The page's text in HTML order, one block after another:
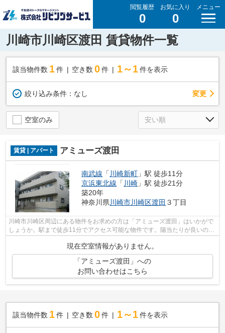
閲覧履歴
0
お気に入り
0
メニュー
川崎市川崎区渡田 賃貸物件一覧
該当物件数 1件 空き数 0 件 1～1 件を表示
絞り込み条件： なし 変更
空室のみ
賃貸 | アパート アミューズ渡田
南武線 「 川崎新町 」駅 徒歩11分
京浜東北線 「 川崎 」駅 徒歩21分
築20年
神奈川県川崎市川崎区渡田 ３丁目
川崎市川崎区周辺にある物件をお求めの方は「アミューズ渡田」はいかがで
しょうか。駅まで徒歩11分でアクセス可能な物件です。陽当たりが良いの
で、冬も暖かく快適に過ごすことができ...
現在空室情報がありません。
「アミューズ渡田」への
お問い合わせはこちら
該当物件数 1件 空き数 0 件 1～1 件を表示